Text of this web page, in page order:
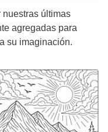
nuestras últimas
agregadas para
su imaginación.